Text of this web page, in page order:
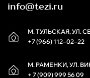
М. ТУЛЬСКАЯ, УЛ.
+7 (966) 112‒02‒22
М. РАМЕНКИ, УЛ.
+ 7 (909) 999 56 09
info@tezi.ru